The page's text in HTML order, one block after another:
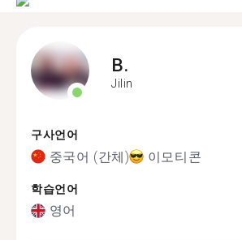
B.
Jilin
구사언어
중국어 (간체) 이모티콘
학습언어
영어